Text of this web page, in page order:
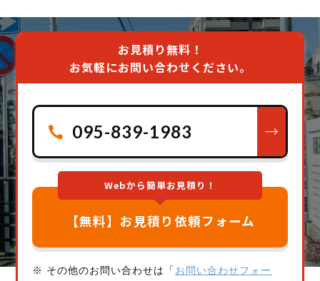
お見積り無料！
お気軽にお問い合わせください。
095-839-1983
Webから簡単お見積り！
【無料】お見積り依頼フォーム
※ その他のお問い合わせは「 お問い合わせフォー